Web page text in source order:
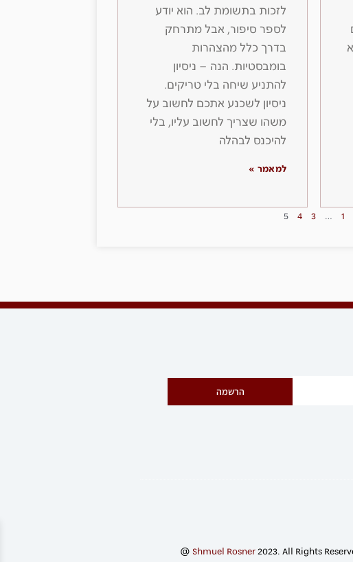
לזכות בתשומת לב. הוא יודע
לספר סיפור, אבל מתרחק
בדרך כלל מהצהרות
בומבסטיות. הנה – ניסיון
להתניע שיחה בלי טריקים.
ניסיון לשכנע אתכם לחשוב על
משהו שצריך לחשוב עליו, בלי
להיכנס לבהלה
למאמר »
1
…
3
4
5
הרשמה
@ Shmuel Rosner2023. All Rights